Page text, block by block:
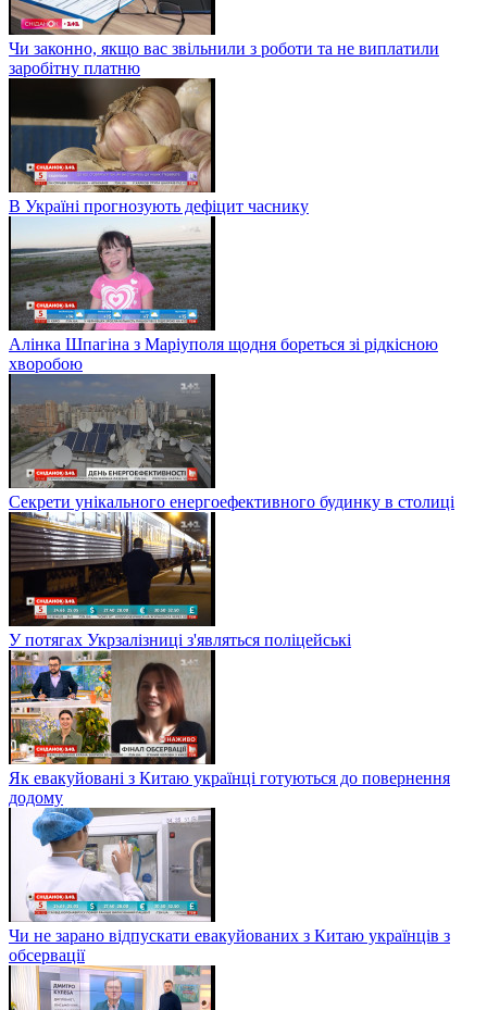
Чи законно, якщо вас звільнили з роботи та не виплатили
заробітну платню
В Україні прогнозують дефіцит часнику
Алінка Шпагіна з Маріуполя щодня бореться зі рідкісною
хворобою
Секрети унікального енергоефективного будинку в столиці
У потягах Укрзалізниці з'являться поліцейські
Як евакуйовані з Китаю українці готуються до повернення
додому
Чи не зарано відпускати евакуйованих з Китаю українців з
обсервації